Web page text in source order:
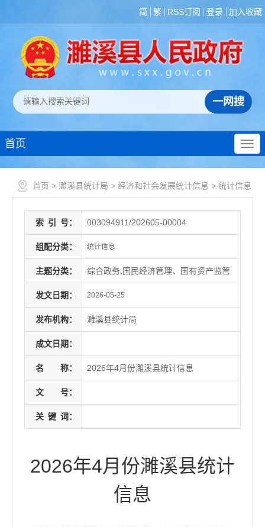
简 繁 RSS订阅 登录 加入收藏
首页
首页 > 濉溪县统计局 > 经济和社会发展统计信息 > 统计信息
索 引 号： 003094911/202605-00004
组配分类： 统计信息
主题分类： 综合政务,国民经济管理、国有资产监管
发文日期： 2026-05-25
发布机构： 濉溪县统计局
成文日期：
名 称： 2026年4月份濉溪县统计信息
文 号：
关 键 词：
2026年4月份濉溪县统计
信息